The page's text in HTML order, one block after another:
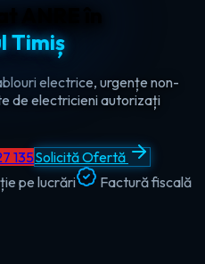
stop în
minute, oricând — ziua sau
pentru Timișoara,
Timiș.
135Solicită Ofertă
pe lucrări Factură fiscală